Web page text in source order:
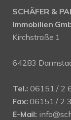
SCHÄFER &
Immobilien
Kirchstraße 1
64283
Tel.: 06151 / 2
Fax: 06151 / 2
E-Mail: